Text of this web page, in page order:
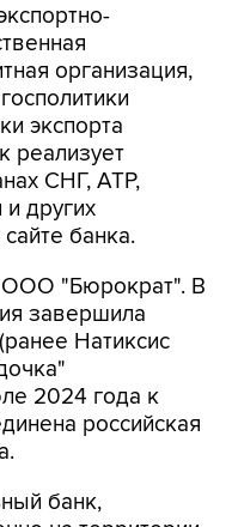
организация,
экспорта
реализует
СНГ, АТР,
других
банка.
ООО "Бюрократ". В
завершила
Натиксис
2024 года к
российская
банк,